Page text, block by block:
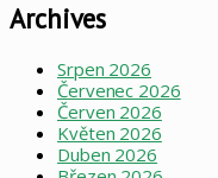
Archives
Srpen 2026
Červenec 2026
Červen 2026
Květen 2026
Duben 2026